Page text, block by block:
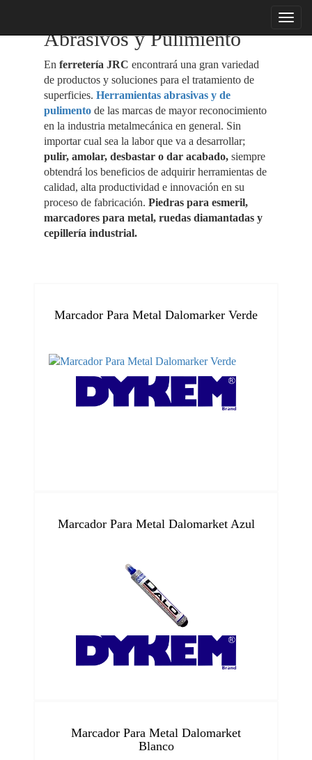
menu
Abrasivos y Pulimiento
En ferretería JRC encontrará una gran variedad
de productos y soluciones para el tratamiento de
superficies. Herramientas abrasivas y de
pulimentode las marcas de mayor reconocimiento
en la industria metalmecánica en general. Sin
importar cual sea la labor que va a desarrollar;
pulir, amolar, desbastar o dar acabado,siempre
obtendrá los beneficios de adquirir herramientas de
calidad, alta productividad e innovación en su
proceso de fabricación. Piedras para esmeril,
marcadores para metal, ruedas diamantadas y
cepillería industrial.
Marcador Para Metal Dalomarker Verde
Marcador Para Metal Dalomarket Azul
Marcador Para Metal Dalomarket
Blanco